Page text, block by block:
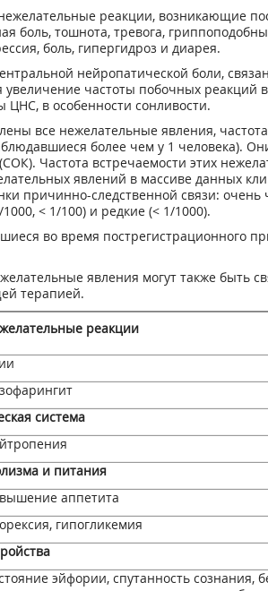
реакции, возникающие
боль, тошнота, тревога,
боль, гипергидроз и диарея.
нейропатической боли,
увеличение частоты побочных реакций
ЦНС, в особенности сонливости.
все нежелательные явления,
более чем у 1 человека).
Частота встречаемости этих
явлений в массиве данных
причинно-следственной связи: очень
< 1/100) и редкие (< 1/1000).
во время пострегистрационного
явления могут также быть
терапией.
реакции
система
и питания
аппетита
гипогликемия
эйфории, спутанность сознания,